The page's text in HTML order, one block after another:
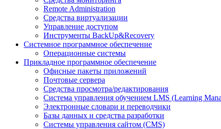
Remote Administration
Средства виртуализации
Управление доступом
Инструменты BackUp&Recovery
Системное программное обеспечение
Операционные системы
Прикладное программное обеспечение
Офисные пакеты приложений
Почтовые сервера
Средства просмотра/редактирования
Система управления обучением LMS (Learning
Электронные словари и переводчики
Базы данных и средства разработки
Системы управления сайтом (CMS)